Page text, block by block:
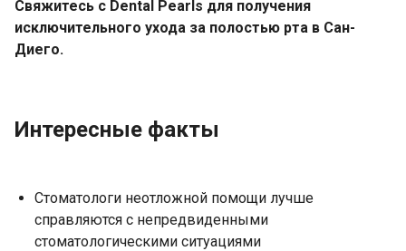
Свяжитесь с Dental Pearls для получения
исключительного ухода за полостью рта в Сан-
Диего.
Интересные факты
Стоматологи неотложной помощи лучше
справляются с непредвиденными
стоматологическими ситуациями